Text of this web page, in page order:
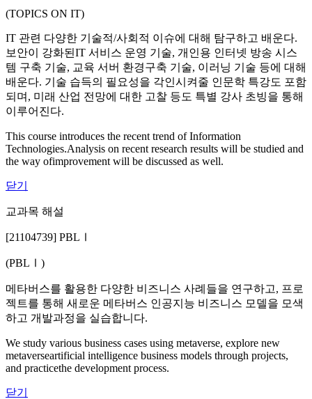
(TOPICS ON IT)
IT 관련 다양한 기술적/사회적 이슈에 대해 탐구하고 배운다.
보안이 강화된IT 서비스 운영 기술, 개인용 인터넷 방송 시스
템 구축 기술, 교육 서버 환경구축 기술, 이러닝 기술 등에 대해
배운다. 기술 습득의 필요성을 각인시켜줄 인문학 특강도 포함
되며, 미래 산업 전망에 대한 고찰 등도 특별 강사 초빙을 통해
이루어진다.
This course introduces the recent trend of Information
Technologies.Analysis on recent research results will be studied and
the way ofimprovement will be discussed as well.
닫기
교과목 해설
[21104739] PBLⅠ
(PBLⅠ)
메타버스를 활용한 다양한 비즈니스 사례들을 연구하고, 프로
젝트를 통해 새로운 메타버스 인공지능 비즈니스 모델을 모색
하고 개발과정을 실습합니다.
We study various business cases using metaverse, explore new
metaverseartificial intelligence business models through projects,
and practicethe development process.
닫기